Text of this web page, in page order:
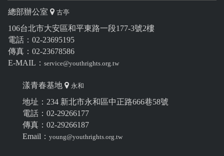
總部辦公室 古亭
106台北市大安區和平東路一段177-3號2樓
電話：02-23695195
傳真：02-23678586
E-MAIL： service@youthrights.org.tw
漾青春基地 永和
地址：234 新北市永和區中正路666巷58號
電話：02-29266177
傳真：02-29266187
Email： young@youthrights.org.tw